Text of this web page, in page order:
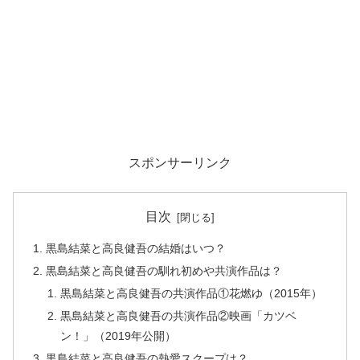
スポンサーリンク
目次
黒島結菜と高良健吾の結婚はいつ？
黒島結菜と高良健吾の馴れ初めや共演作品は？
黒島結菜と高良健吾の共演作品①花燃ゆ（2015年）
黒島結菜と高良健吾の共演作品②映画「カツベ
ン！」（2019年公開）